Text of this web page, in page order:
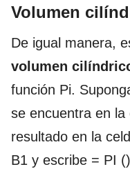
Volumen
De igual manera,
volumen
función Pi.
se encuentra en la
resultado en la
B1 y escribe = PI